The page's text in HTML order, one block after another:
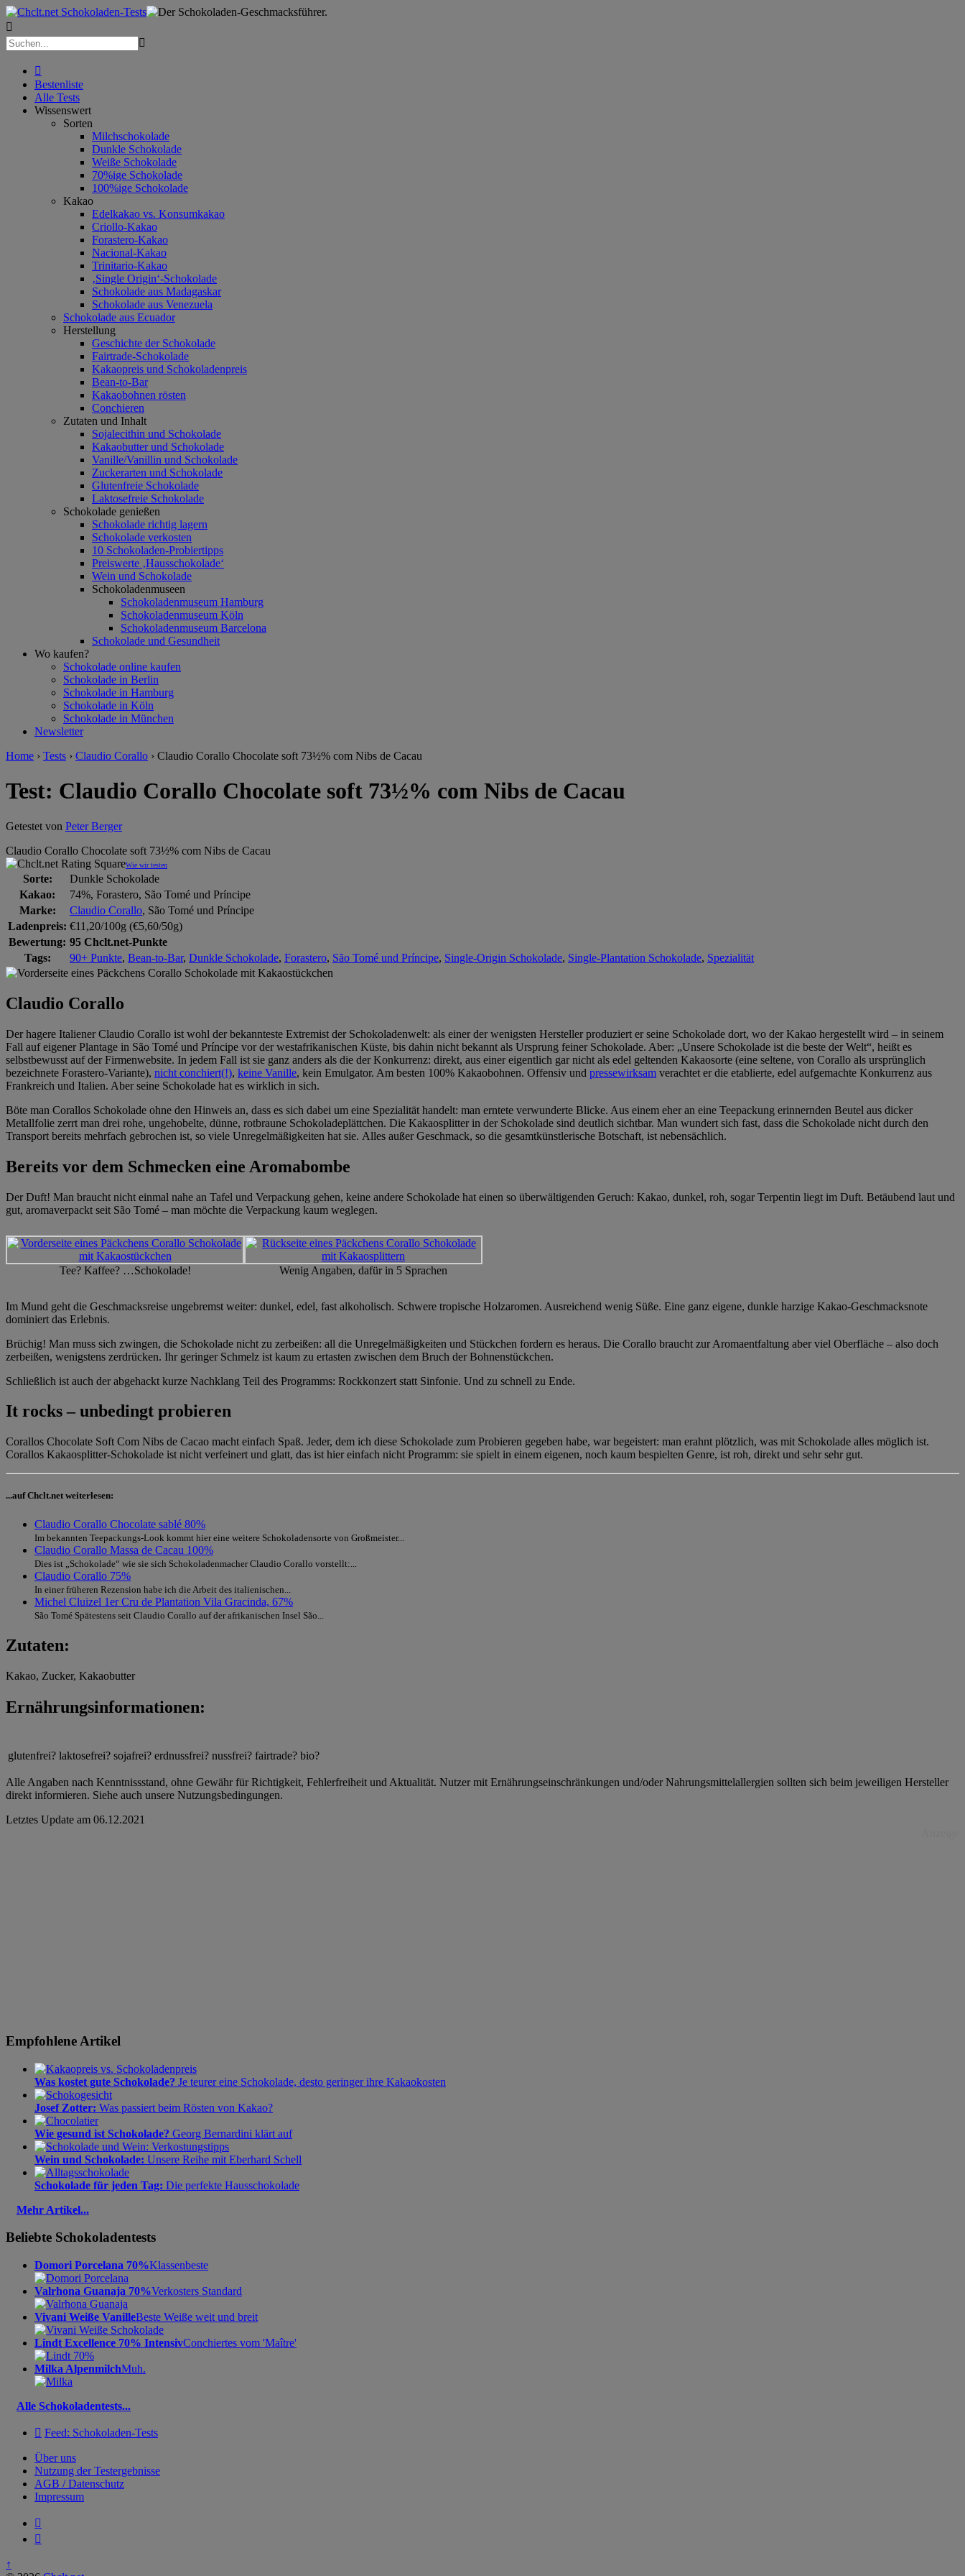



Bestenliste
Alle Tests
Wissenswert
Sorten
Milchschokolade
Dunkle Schokolade
Weiße Schokolade
70%ige Schokolade
100%ige Schokolade
Kakao
Edelkakao vs. Konsumkakao
Criollo-Kakao
Forastero-Kakao
Nacional-Kakao
Trinitario-Kakao
‚Single Origin‘-Schokolade
Schokolade aus Madagaskar
Schokolade aus Venezuela
Schokolade aus Ecuador
Herstellung
Geschichte der Schokolade
Fairtrade-Schokolade
Kakaopreis und Schokoladenpreis
Bean-to-Bar
Kakaobohnen rösten
Conchieren
Zutaten und Inhalt
Sojalecithin und Schokolade
Kakaobutter und Schokolade
Vanille/Vanillin und Schokolade
Zuckerarten und Schokolade
Glutenfreie Schokolade
Laktosefreie Schokolade
Schokolade genießen
Schokolade richtig lagern
Schokolade verkosten
10 Schokoladen-Probiertipps
Preiswerte ‚Hausschokolade‘
Wein und Schokolade
Schokoladenmuseen
Schokoladenmuseum Hamburg
Schokoladenmuseum Köln
Schokoladenmuseum Barcelona
Schokolade und Gesundheit
Wo kaufen?
Schokolade online kaufen
Schokolade in Berlin
Schokolade in Hamburg
Schokolade in Köln
Schokolade in München
Newsletter
Home › Tests › Claudio Corallo › Claudio Corallo Chocolate soft 73½% com Nibs de Cacau
Test: Claudio Corallo Chocolate soft 73½% com Nibs de Cacau
Getestet von Peter Berger
Claudio Corallo Chocolate soft 73½% com Nibs de Cacau
Wie wir testen
Sorte:
Dunkle Schokolade
Kakao:
74%, Forastero, São Tomé und Príncipe
Marke:
Claudio Corallo, São Tomé und Príncipe
Ladenpreis: €11,20/100g (€5,60/50g)
Bewertung: 95 Chclt.net-Punkte
Tags:
90+ Punkte, Bean-to-Bar, Dunkle Schokolade, Forastero, São Tomé und Príncipe, Single-Origin Schokolade, Single-Plantation Schokolade, Spezialität
Claudio Corallo
Der hagere Italiener Claudio Corallo ist wohl der bekannteste Extremist der Schokoladenwelt: als einer der wenigsten Hersteller produziert er seine Schokolade dort, wo der Kakao hergestellt wird – in seinem
Fall auf eigener Plantage in São Tomé und Príncipe vor der westafrikanischen Küste, bis dahin nicht bekannt als Ursprung feiner Schokolade. Aber: „Unsere Schokolade ist die beste der Welt“, heißt es
selbstbewusst auf der Firmenwebsite. In jedem Fall ist sie ganz anders als die der Konkurrenz: direkt, aus einer eigentlich gar nicht als edel geltenden Kakaosorte (eine seltene, von Corallo als ursprünglich
bezeichnete Forastero-Variante), nicht conchiert(!), keine Vanille, kein Emulgator. Am besten 100% Kakaobohnen. Offensiv und pressewirksam verachtet er die etablierte, edel aufgemachte Konkurrenz aus
Frankreich und Italien. Aber seine Schokolade hat es wirklich in sich.
Böte man Corallos Schokolade ohne den Hinweis an, dass es sich dabei um eine Spezialität handelt: man erntete verwunderte Blicke. Aus einem eher an eine Teepackung erinnernden Beutel aus dicker
Metallfolie zerrt man drei rohe, ungehobelte, dünne, rotbraune Schokoladeplättchen. Die Kakaosplitter in der Schokolade sind deutlich sichtbar. Man wundert sich fast, dass die Schokolade nicht durch den
Transport bereits mehrfach gebrochen ist, so viele Unregelmäßigkeiten hat sie. Alles außer Geschmack, so die gesamtkünstlerische Botschaft, ist nebensächlich.
Bereits vor dem Schmecken eine Aromabombe
Der Duft! Man braucht nicht einmal nahe an Tafel und Verpackung gehen, keine andere Schokolade hat einen so überwältigenden Geruch: Kakao, dunkel, roh, sogar Terpentin liegt im Duft. Betäubend laut und
gut, aromaverpackt seit São Tomé – man möchte die Verpackung kaum weglegen.
Tee? Kaffee? …Schokolade! Wenig Angaben, dafür in 5 Sprachen
Im Mund geht die Geschmacksreise ungebremst weiter: dunkel, edel, fast alkoholisch. Schwere tropische Holzaromen. Ausreichend wenig Süße. Eine ganz eigene, dunkle harzige Kakao-Geschmacksnote
dominiert das Erlebnis.
Brüchig! Man muss sich zwingen, die Schokolade nicht zu zerbeißen: all die Unregelmäßigkeiten und Stückchen fordern es heraus. Die Corallo braucht zur Aromaentfaltung aber viel Oberfläche – also doch
zerbeißen, wenigstens zerdrücken. Ihr geringer Schmelz ist kaum zu ertasten zwischen dem Bruch der Bohnenstückchen.
Schließlich ist auch der abgehackt kurze Nachklang Teil des Programms: Rockkonzert statt Sinfonie. Und zu schnell zu Ende.
It rocks – unbedingt probieren
Corallos Chocolate Soft Com Nibs de Cacao macht einfach Spaß. Jeder, dem ich diese Schokolade zum Probieren gegeben habe, war begeistert: man erahnt plötzlich, was mit Schokolade alles möglich ist.
Corallos Kakaosplitter-Schokolade ist nicht verfeinert und glatt, das ist hier einfach nicht Programm: sie spielt in einem eigenen, noch kaum bespielten Genre, ist roh, direkt und sehr sehr gut.
...auf Chclt.net weiterlesen:
Claudio Corallo Chocolate sablé 80%
Im bekannten Teepackungs-Look kommt hier eine weitere Schokoladensorte von Großmeister...
Claudio Corallo Massa de Cacau 100%
Dies ist „Schokolade“ wie sie sich Schokoladenmacher Claudio Corallo vorstellt:...
Claudio Corallo 75%
In einer früheren Rezension habe ich die Arbeit des italienischen...
Michel Cluizel 1er Cru de Plantation Vila Gracinda, 67%
São Tomé Spätestens seit Claudio Corallo auf der afrikanischen Insel São...
Zutaten:
Kakao, Zucker, Kakaobutter
Ernährungsinformationen:
glutenfrei? laktosefrei? sojafrei? erdnussfrei? nussfrei? fairtrade? bio?
Alle Angaben nach Kenntnissstand, ohne Gewähr für Richtigkeit, Fehlerfreiheit und Aktualität. Nutzer mit Ernährungseinschränkungen und/oder Nahrungsmittelallergien sollten sich beim jeweiligen Hersteller
direkt informieren. Siehe auch unsere Nutzungsbedingungen.
Letztes Update am 06.12.2021
Empfohlene Artikel
Was kostet gute Schokolade? Je teurer eine Schokolade, desto geringer ihre Kakaokosten
Josef Zotter: Was passiert beim Rösten von Kakao?
Wie gesund ist Schokolade? Georg Bernardini klärt auf
Wein und Schokolade: Unsere Reihe mit Eberhard Schell
Schokolade für jeden Tag: Die perfekte Hausschokolade
Mehr Artikel...
Beliebte Schokoladentests
Domori Porcelana 70%Klassenbeste
Valrhona Guanaja 70%Verkosters Standard
Vivani Weiße VanilleBeste Weiße weit und breit
Lindt Excellence 70% IntensivConchiertes vom 'Maître'
Milka AlpenmilchMuh.
Alle Schokoladentests...
 Feed: Schokoladen-Tests
Über uns
Nutzung der Testergebnisse
AGB / Datenschutz
Impressum


↑